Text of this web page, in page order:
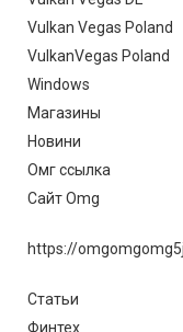
Vulkan Vegas Poland
VulkanVegas Poland
Windows
Магазины
Новини
Омг ссылка
Сайт Omg
https://
Статьи
Финтех